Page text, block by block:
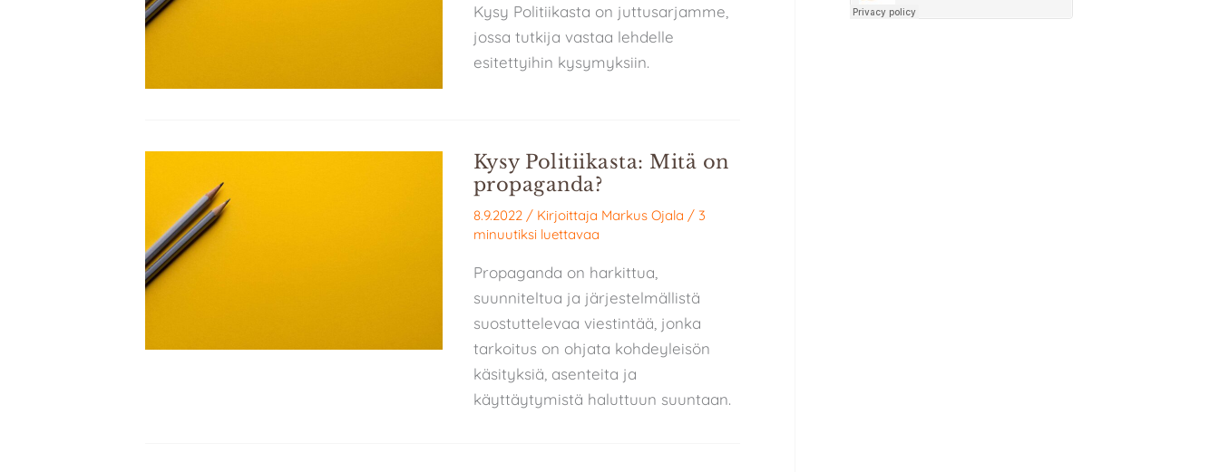
Kysy Politiikasta on juttusarjamme,
jossa tutkija vastaa lehdelle
esitettyihin kysymyksiin.
Kysy Politiikasta: Mitä on
propaganda?
8.9.2022 / Kirjoittaja Markus Ojala / 3
minuutiksi luettavaa
Propaganda on harkittua,
suunniteltua ja järjestelmällistä
suostuttelevaa viestintää, jonka
tarkoitus on ohjata kohdeyleisön
käsityksiä, asenteita ja
käyttäytymistä haluttuun suuntaan.